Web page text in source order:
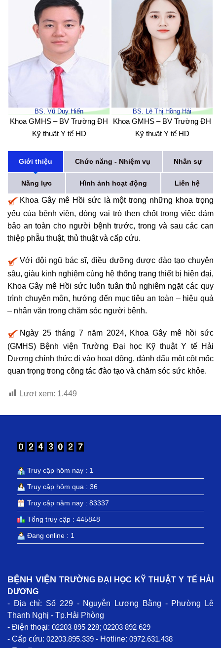
BS. Vũ Duy Hiến
Khoa GMHS – BV Trường ĐH
Kỹ thuật Y tế HD
BS. Lê Thị Hồng Hải
Khoa GMHS – BV Trường ĐH
Kỹ thuật Y tế HD
Giới thiệu Chức năng - Nhiệm vụ Nhân sự
Năng lực Hình ảnh hoạt động Liên hệ
Khoa Gây mê Hồi sức là một trong những khoa trọng
yếu của bệnh viện, đóng vai trò then chốt trong việc đảm
bảo an toàn cho người bệnh trước, trong và sau các can
thiệp phẫu thuật, thủ thuật và cấp cứu.
Với đội ngũ bác sĩ, điều dưỡng được đào tạo chuyên
sâu, giàu kinh nghiệm cùng hệ thống trang thiết bị hiện đại,
Khoa Gây mê Hồi sức luôn tuân thủ nghiêm ngặt các quy
trình chuyên môn, hướng đến mục tiêu an toàn – hiệu quả
– nhân văn trong chăm sóc người bệnh.
Ngày 25 tháng 7 năm 2024, Khoa Gây mê hồi sức
(GMHS) Bệnh viện Trường Đại học Kỹ thuật Y tế Hải
Dương chính thức đi vào hoạt động, đánh dấu một cột mốc
quan trọng trong công tác đào tạo và chăm sóc sức khỏe.
Lượt xem: 1.449
Truy cập hôm nay : 1
Truy cập hôm qua : 36
Truy cập năm nay : 83337
Tổng truy cập : 445848
Đang online : 1
BỆNH VIỆN TRƯỜNG ĐẠI HỌC KỸ THUẬT Y TẾ HẢI
DƯƠNG
- Địa chỉ: Số 229 - Nguyễn Lương Bằng - Phường Lê
Thanh Nghị - Tp.Hải Phòng
- Điện thoại: 02203 895 228; 02203 892 629
- Cấp cứu: 02203.895.339 - Hotline: 0972.631.438